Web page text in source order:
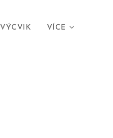
VÝCVIK VÍCE